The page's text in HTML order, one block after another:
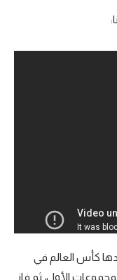
كأس العالم في
دور المجموعات الأول، ثم فاز